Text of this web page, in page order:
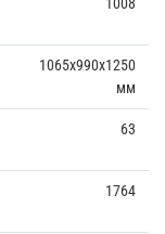
1065x990x1250
мм
63
1764